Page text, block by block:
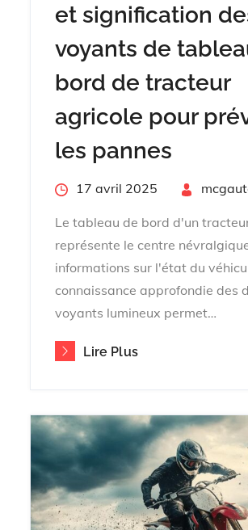
et signification
voyants de
bord de tracteur
agricole pour
les pannes
Posted17 avril 2025
Le tableau de bord d'un
représente le centre
informations sur l'état du
connaissance approfondie des
voyants lumineux permet…
Lire Plus